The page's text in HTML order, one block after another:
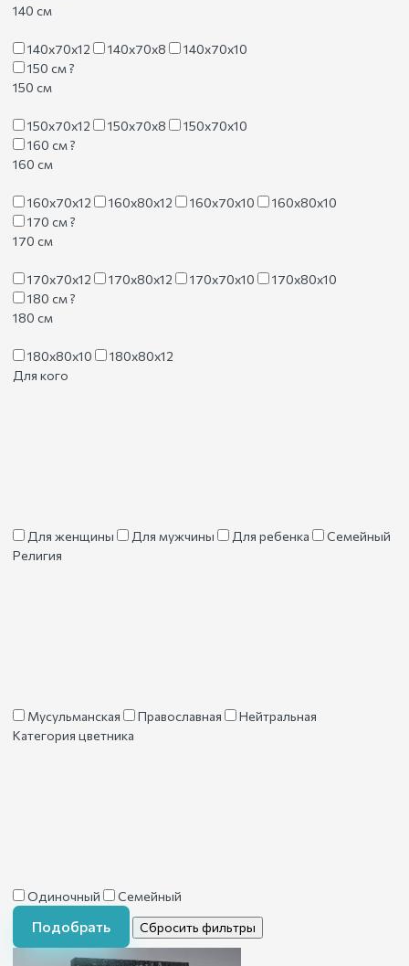
140 см
140х70х12 140х70х8
140х70х10
150 см?
150 см
150х70х12 150х70х8
150х70х10
160 см?
160 см
160х70х12 160х80х12 160х70х10
160х80х10
170 см?
170 см
170х70х12 170х80х12 170х70х10
170х80х10
180 см?
180 см
180х80х10
180х80х12
Для кого
Для женщины Для мужчины Для ребенка
Семейный
Религия
Мусульманская Православная
Нейтральная
Категория цветника
Одиночный Семейный
Подобрать Сбросить фильтры